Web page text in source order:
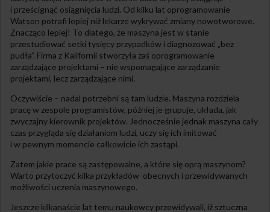
i prześcignąć osiągnięcia ludzi. Od kilku lat oprogramowanie
Watson potrafi lepiej niż lekarze wykrywać zmiany nowotworowe.
Znacząco lepiej! To dlatego, że maszyna jest w stanie
przestudiować setki tysięcy przypadków i diagnozować „bez
pudła”. Firma z Kalifornii stworzyła zaś oprogramowanie
zarządzające projektami – nie wspomagające zarządzanie
projektami, lecz zarządzające nimi.
Oczywiście – nadal potrzebni są tam ludzie. Maszyna rozdziela
pracę w zespole programistów, później je grupuje, układa, jak
zwyczajny kierownik projektów. Jednocześnie jednak maszyna cały
czas przygląda się działaniom ludzi, uczy się ich imitować
i w pewnym momencie całkowicie ich zastąpi.
Zatem jakie prace są zastępowalne, a które się oprą maszynom?
Warto przytoczyć kilka przykładów obecnych i przewidywanych
możliwości uczenia maszynowego.
Jeszcze kilkanaście lat temu naukowcy przewidywali, iż sztuczna